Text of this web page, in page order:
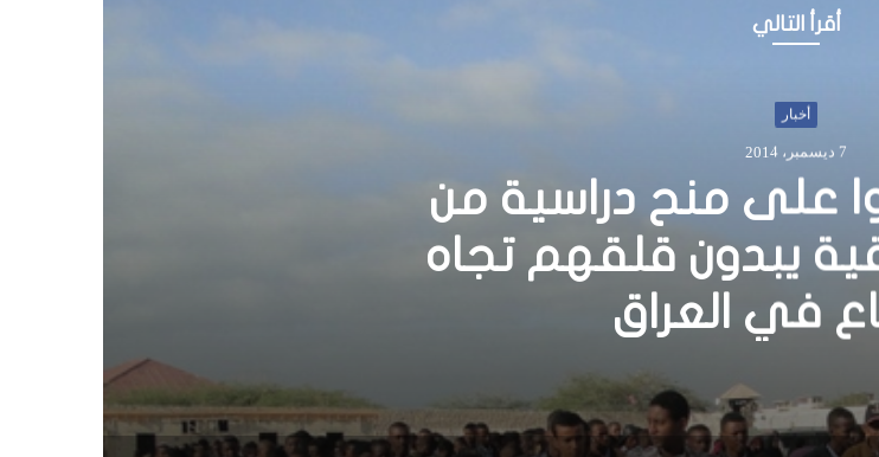
أقرأ التالي
أخبار
10 ديسمبر، 2015
دول التحالف العربي
الأمن والاستقرار
اليمن